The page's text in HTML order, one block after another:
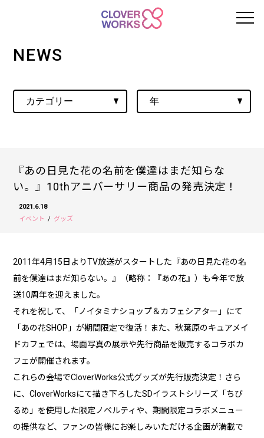
NEWS
『あの日見た花の名前を僕達はまだ知らな
い。』10thアニバーサリー商品の発売決定！
2021.6.18
イベント
グッズ
2011年4月15日よりTV放送がスタートした『あの日見た花の名
前を僕達はまだ知らない。』（略称：『あの花』）も今年で放
送10周年を迎えました。
それを祝して、「ノイタミナショップ＆カフェシアター」にて
「あの花SHOP」が期間限定で復活！また、秋葉原のキュアメイ
ドカフェでは、場面写真の展示や先行商品を販売するコラボカ
フェが開催されます。
これらの会場でCloverWorks公式グッズが先行販売決定！さら
に、CloverWorksにて描き下ろしたSDイラストシリーズ「ちび
るめ」を使用した限定ノベルティや、期間限定コラボメニュー
の提供など、ファンの皆様にお楽しみいただける企画が満載で